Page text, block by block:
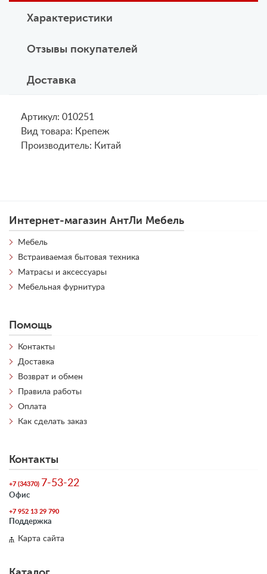
Характеристики
Отзывы покупателей
Доставка
Артикул: 010251
Вид товара: Крепеж
Производитель: Китай
Интернет-магазин АнтЛи Мебель
Мебель
Встраиваемая бытовая техника
Матрасы и аксессуары
Мебельная фурнитура
Помощь
Контакты
Доставка
Возврат и обмен
Правила работы
Оплата
Как сделать заказ
Контакты
+7 (34370) 7-53-22
Офис
+7 952 13 29 790
Поддержка
Карта сайта